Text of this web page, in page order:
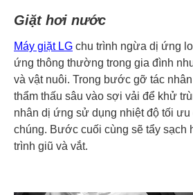
Giặt hơi nước
Máy giặt LG chu trình ngừa dị ứng
ứng thông thường trong gia đình
và vật nuôi. Trong bước gỡ tác
thẩm thấu sâu vào sợi vải để khử
nhân dị ứng sử dụng nhiệt độ tối ưu
chúng. Bước cuối cùng sẽ tẩy sạch
trình giũ và vắt.